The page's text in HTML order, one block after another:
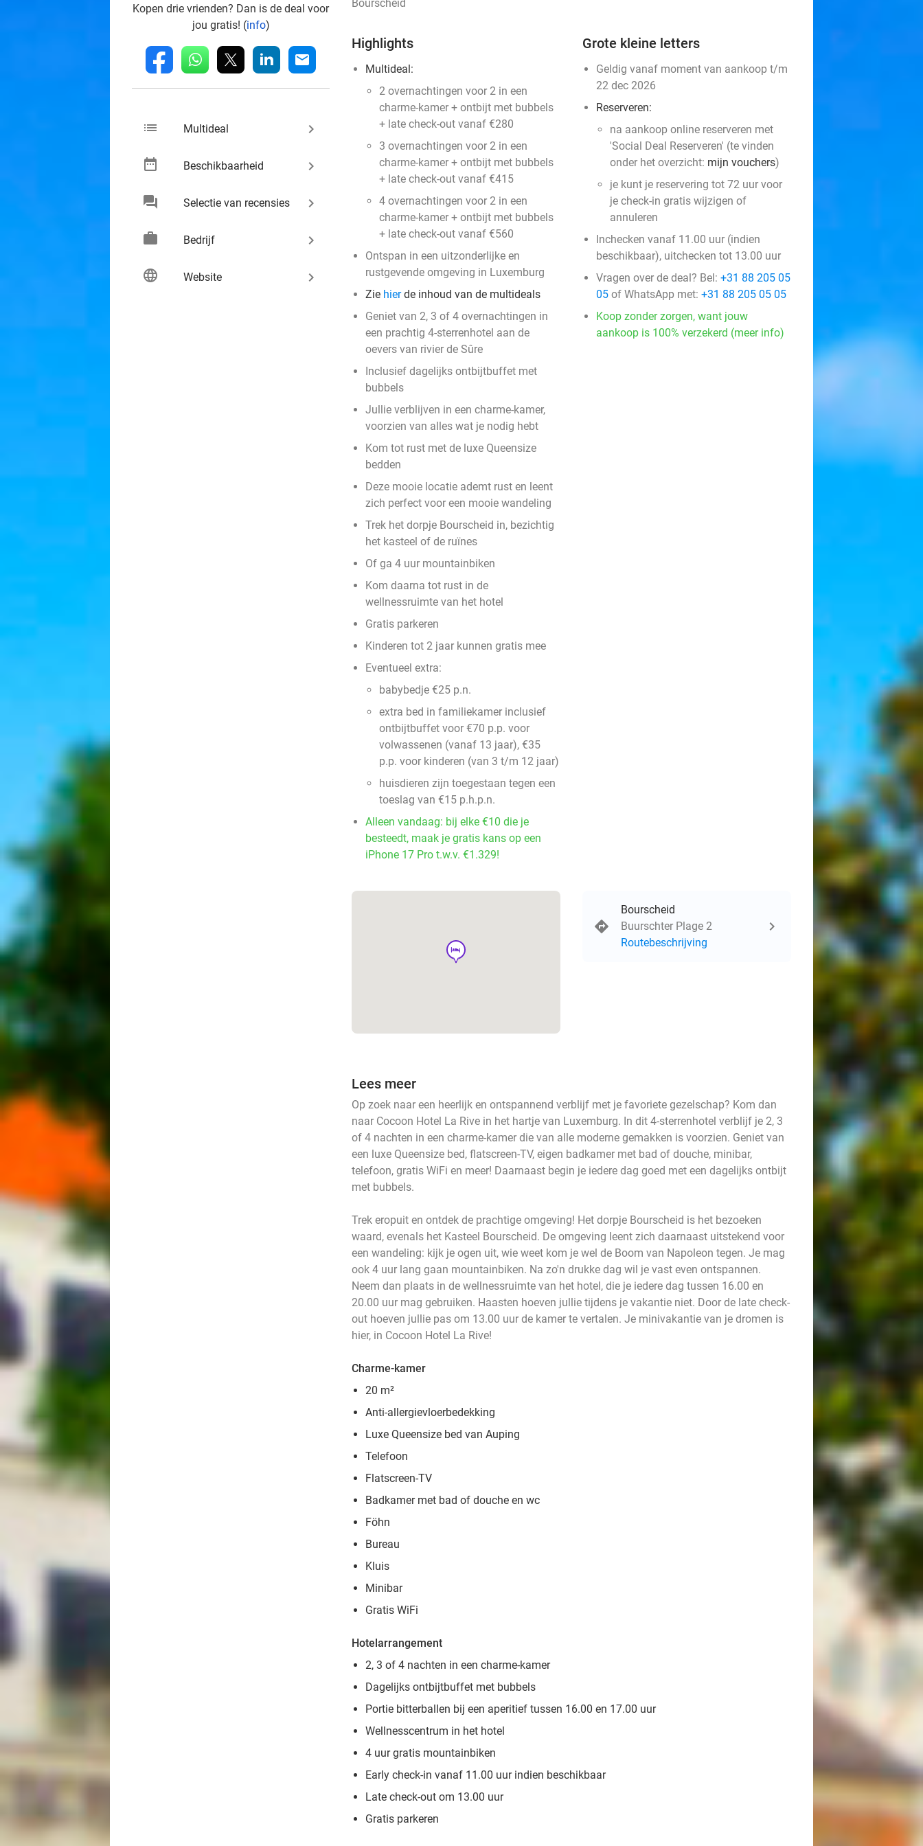
Kopen drie vrienden? Dan is de deal voor
jou gratis! (info)
fb whatsapp linkedin mail
list Multideal keyboard_arrow_right
date_range Beschikbaarheid keyboard_arrow_right
chat Selectie van recensies keyboard_arrow_right
work Bedrijf keyboard_arrow_right
language Website keyboard_arrow_right
Bourscheid
Highlights
Multideal:
2 overnachtingen voor 2 in een
charme-kamer + ontbijt met bubbels
+ late check-out vanaf €280
3 overnachtingen voor 2 in een
charme-kamer + ontbijt met bubbels
+ late check-out vanaf €415
4 overnachtingen voor 2 in een
charme-kamer + ontbijt met bubbels
+ late check-out vanaf €560
Ontspan in een uitzonderlijke en
rustgevende omgeving in Luxemburg
Zie hierde inhoud van de multideals
Geniet van 2, 3 of 4 overnachtingen in
een prachtig 4-sterrenhotel aan de
oevers van rivier de Sûre
Inclusief dagelijks ontbijtbuffet met
bubbels
Jullie verblijven in een charme-kamer,
voorzien van alles wat je nodig hebt
Kom tot rust met de luxe Queensize
bedden
Deze mooie locatie ademt rust en leent
zich perfect voor een mooie wandeling
Trek het dorpje Bourscheid in, bezichtig
het kasteel of de ruïnes
Of ga 4 uur mountainbiken
Kom daarna tot rust in de
wellnessruimte van het hotel
Gratis parkeren
Kinderen tot 2 jaar kunnen gratis mee
Eventueel extra:
babybedje €25 p.n.
extra bed in familiekamer inclusief
ontbijtbuffet voor €70 p.p. voor
volwassenen (vanaf 13 jaar), €35
p.p. voor kinderen (van 3 t/m 12 jaar)
huisdieren zijn toegestaan tegen een
toeslag van €15 p.h.p.n.
Alleen vandaag: bij elke €10 die je
besteedt, maak je gratis kans op een
iPhone 17 Pro t.w.v. €1.329!
Grote kleine letters
Geldig vanaf moment van aankoop t/m
22 dec 2026
Reserveren:
na aankoop online reserveren met
'Social Deal Reserveren' (te vinden
onder het overzicht: mijn vouchers)
je kunt je reservering tot 72 uur voor
je check-in gratis wijzigen of
annuleren
Inchecken vanaf 11.00 uur (indien
beschikbaar), uitchecken tot 13.00 uur
Vragen over de deal? Bel: +31 88 205 05
05 of WhatsApp met: +31 88 205 05 05
Koop zonder zorgen, want jouw
aankoop is 100% verzekerd (meer info)
hotel
Bourscheid
Buurschter Plage 2
Routebeschrijving
Lees meer
Op zoek naar een heerlijk en ontspannend verblijf met je favoriete gezelschap? Kom dan
naar Cocoon Hotel La Rive in het hartje van Luxemburg. In dit 4-sterrenhotel verblijf je 2, 3
of 4 nachten in een charme-kamer die van alle moderne gemakken is voorzien. Geniet van
een luxe Queensize bed, flatscreen-TV, eigen badkamer met bad of douche, minibar,
telefoon, gratis WiFi en meer! Daarnaast begin je iedere dag goed met een dagelijks ontbijt
met bubbels.
Trek eropuit en ontdek de prachtige omgeving! Het dorpje Bourscheid is het bezoeken
waard, evenals het Kasteel Bourscheid. De omgeving leent zich daarnaast uitstekend voor
een wandeling: kijk je ogen uit, wie weet kom je wel de Boom van Napoleon tegen. Je mag
ook 4 uur lang gaan mountainbiken. Na zo'n drukke dag wil je vast even ontspannen.
Neem dan plaats in de wellnessruimte van het hotel, die je iedere dag tussen 16.00 en
20.00 uur mag gebruiken. Haasten hoeven jullie tijdens je vakantie niet. Door de late check-
out hoeven jullie pas om 13.00 uur de kamer te vertalen. Je minivakantie van je dromen is
hier, in Cocoon Hotel La Rive!
Charme-kamer
20 m²
Anti-allergievloerbedekking
Luxe Queensize bed van Auping
Telefoon
Flatscreen-TV
Badkamer met bad of douche en wc
Föhn
Bureau
Kluis
Minibar
Gratis WiFi
Hotelarrangement
2, 3 of 4 nachten in een charme-kamer
Dagelijks ontbijtbuffet met bubbels
Portie bitterballen bij een aperitief tussen 16.00 en 17.00 uur
Wellnesscentrum in het hotel
4 uur gratis mountainbiken
Early check-in vanaf 11.00 uur indien beschikbaar
Late check-out om 13.00 uur
Gratis parkeren